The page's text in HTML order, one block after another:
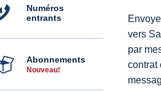
Numéros
entrants
Abonnements
Nouveau!
vers
par
contrat